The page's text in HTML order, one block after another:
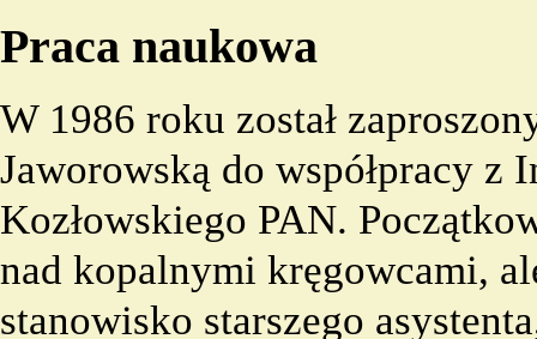
Praca naukowa
W 1986 roku został
Jaworowską do współpracy z
Kozłowskiego PAN.
nad kopalnymi kręgowcami,
stanowisko starszego